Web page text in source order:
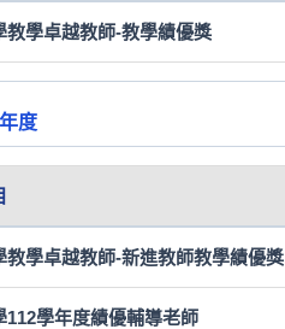
教學卓越教師-教學績優獎
度
教學卓越教師-新進教師教學績優獎
112學年度績優輔導老師